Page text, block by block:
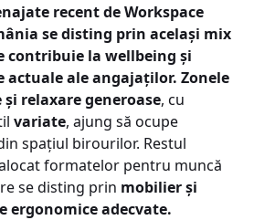
recent de Workspace
se disting prin același mix
contribuie la wellbeing și
actuale ale angajaților. Zonele
relaxare generoase, cu
variate, ajung să ocupe
spațiul birourilor. Restul
formatelor pentru muncă
se disting prin mobilier și
ergonomice adecvate.